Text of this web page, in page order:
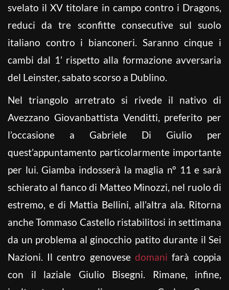
svelato il XV titolare in campo contro i Dragons,
reduci da tre sconfitte consecutive sul suolo
italiano contro i bianconeri. Saranno cinque i
cambi dal 1’ rispetto alla formazione avversaria
del Leinster, sabato scorso a Dublino.
Nel triangolo arretrato si rivede il nativo di
Avezzano Giovanbattista Venditti, preferito per
l’occasione a Gabriele Di Giulio per
quest’appuntamento particolarmente importante
per lui. Giamba indosserà la maglia n° 11 e sarà
schierato al fianco di Matteo Minozzi, nel ruolo di
estremo, e di Mattia Bellini, all’altra ala. Ritorna
anche Tommaso Castello ristabilitosi in settimana
da un problema al ginocchio patito durante il Sei
Nazioni. Il centro genovese domani farà coppia
con il laziale Giulio Bisegni. Rimane, infine,